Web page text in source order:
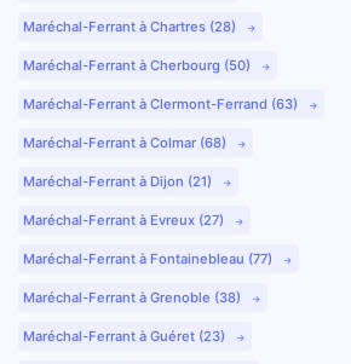
Maréchal-Ferrant à Chartres (28)
Maréchal-Ferrant à Cherbourg (50)
Maréchal-Ferrant à Clermont-Ferrand (63)
Maréchal-Ferrant à Colmar (68)
Maréchal-Ferrant à Dijon (21)
Maréchal-Ferrant à Evreux (27)
Maréchal-Ferrant à Fontainebleau (77)
Maréchal-Ferrant à Grenoble (38)
Maréchal-Ferrant à Guéret (23)